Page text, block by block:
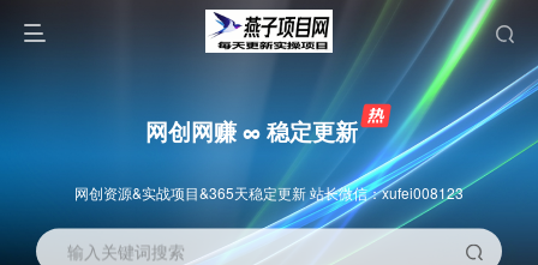
网创网赚 ∞ 稳定更新
网创资源&实战项目&365天稳定更新 站长微信：xufei008123
输入关键词搜索